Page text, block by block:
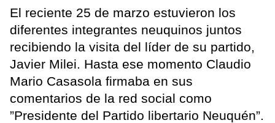
El reciente 25 de marzo estuvieron los
diferentes integrantes neuquinos juntos
recibiendo la visita del líder de su partido,
Javier Milei. Hasta ese momento Claudio
Mario Casasola firmaba en sus
comentarios de la red social como
”Presidente del Partido libertario Neuquén”.